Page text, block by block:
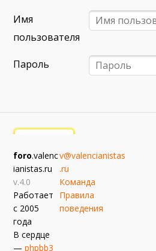
примерно 13 сентября
Севилья — Валенсия
примерно 16 сентября
Алавес — Валенсия
Расинг — Валенсия
примерно 18 октября
Валенсия — Атлетик
Имя
пользователя
Пароль
foro.valenc
ianistas.ru
v.4.0
Работает
с 2005
года
В сердце
—phpbb3
v@valencianistas
.ru
Команда
Правила
поведения